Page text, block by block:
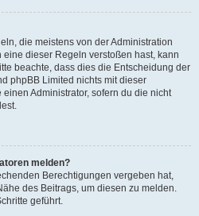
die meistens von der Administration
dieser Regeln verstoßen hast, kann
beachte, dass dies die Entscheidung der
phpBB Limited nichts mit dieser
Administrator, sofern du die nicht
melden?
Berechtigungen vergeben hat,
des Beitrags, um diesen zu melden.
geführt.